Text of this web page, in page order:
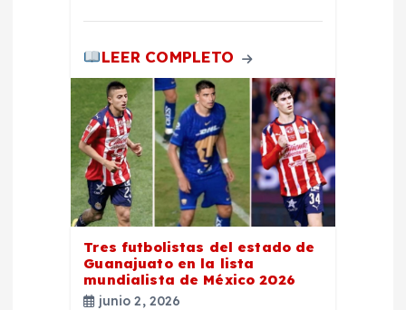
LEER COMPLETO
Tres futbolistas del estado de
Guanajuato en la lista
mundialista de México 2026
junio 2, 2026